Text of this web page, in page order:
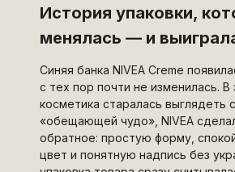
Синяя банка NIVEA Creme
с тех пор почти не изменилась. В
косметика старалась выглядеть
«обещающей чудо», NIVEA
обратное: простую форму,
цвет и понятную надпись без
История упаковки,
менялась — и